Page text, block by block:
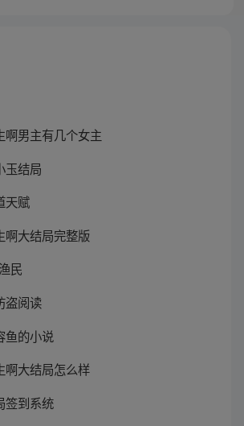
啊男主有几个女主
玉结局
天赋
啊大结局完整版
民
盗阅读
鱼的小说
啊大结局怎么样
签到系统